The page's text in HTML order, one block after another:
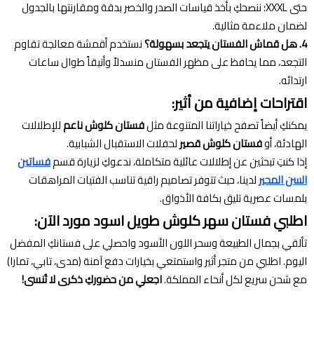
حتى XXXL؛ ننصحكِ بأخذ قياسات الصدر والخصر بدقة ومقارنتها بالجدول
لضمان ملاءمة مثالية.
4. هل قماش الفستان يتجعد بسهولة؟
نستخدم أقمشة معالجة تقاوم
التجعد، مما يحافظ على مظهر الفستان منسدلاً وأنيقاً طوال ساعات
ارتدائه.
اقتراحات إضافية من أثير:
يمكنكِ أيضاً تصفح خياراتنا المتنوعة مثلفستان كلوش ناعمللإطلالات
الهادئة، أوفستان كلوش قصيرلحفلات الاستقبال الشبابية.
إذا كنتِ تبحثين عن إطلالات عائلية متكاملة، ندعوكِ لزيارة قسمفساتين
السن المحيرلدينا، حيث تتوفر تصاميم راقية تناسب الفتيات المراهقات
بلمسات عصرية تليق بكافة الأذواق.
اطلبي فستان سهر كلوش طويل اسود مورد الآن:
تألقي بجمال الطبيعة وسحر اللون الأسود واحصلي على فستانكِ المفضل
اليوم. اطلبي من متجر أثير واستمتعي بخيارات دفع آمنة (مدى، تابي، تمارا)
مع شحن سريع لكل أنحاء المملكة.اجعلي من حضوركِ ذكرى لا تُنسى!